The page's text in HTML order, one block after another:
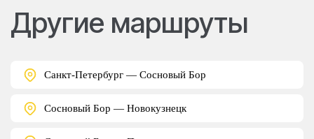
Другие маршруты
Санкт-Петербург — Сосновый Бор
Сосновый Бор — Новокузнецк